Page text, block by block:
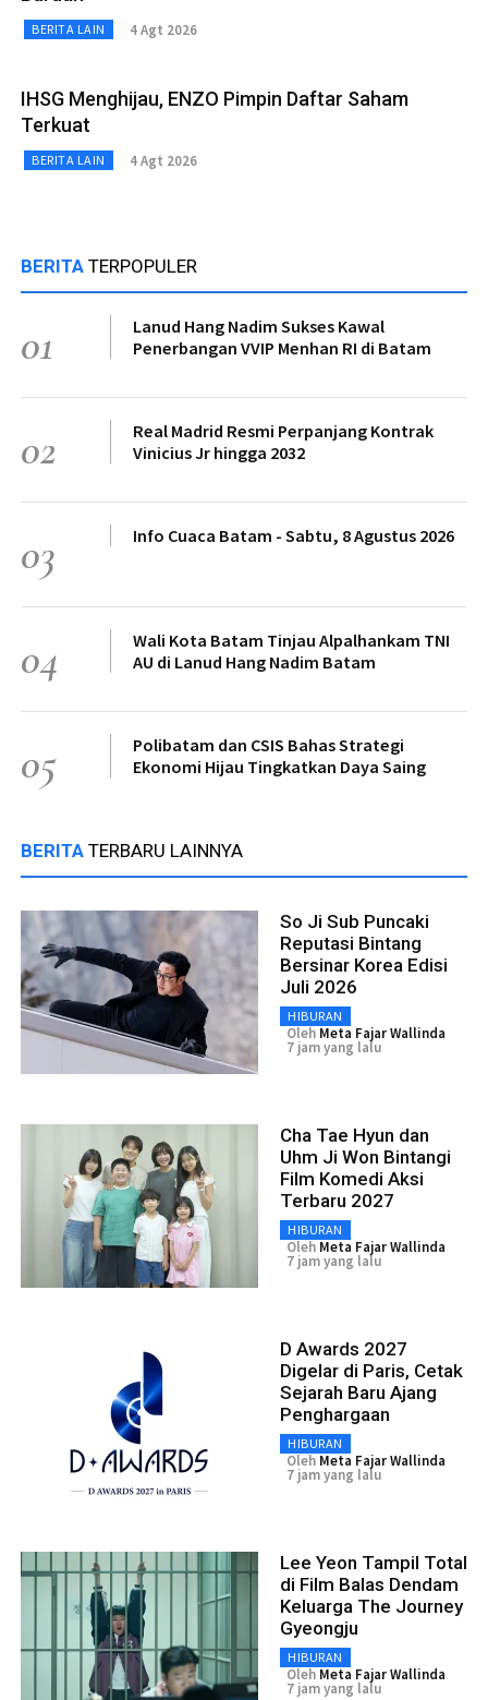
BERITA LAIN 4 Agt 2026
IHSG Menghijau, ENZO Pimpin Daftar Saham
Terkuat
BERITA LAIN 4 Agt 2026
BERITA TERPOPULER
01
Lanud Hang Nadim Sukses Kawal
Penerbangan VVIP Menhan RI di Batam
02
Real Madrid Resmi Perpanjang Kontrak
Vinicius Jr hingga 2032
03 Info Cuaca Batam - Sabtu, 8 Agustus 2026
04
Wali Kota Batam Tinjau Alpalhankam TNI
AU di Lanud Hang Nadim Batam
05
Polibatam dan CSIS Bahas Strategi
Ekonomi Hijau Tingkatkan Daya Saing
BERITA TERBARU LAINNYA
So Ji Sub Puncaki
Reputasi Bintang
Bersinar Korea Edisi
Juli 2026
HIBURAN
Oleh Meta Fajar Wallinda
7 jam yang lalu
Cha Tae Hyun dan
Uhm Ji Won Bintangi
Film Komedi Aksi
Terbaru 2027
HIBURAN
Oleh Meta Fajar Wallinda
7 jam yang lalu
D Awards 2027
Digelar di Paris, Cetak
Sejarah Baru Ajang
Penghargaan
HIBURAN
Oleh Meta Fajar Wallinda
7 jam yang lalu
Lee Yeon Tampil Total
di Film Balas Dendam
Keluarga The Journey
Gyeongju
HIBURAN
Oleh Meta Fajar Wallinda
7 jam yang lalu